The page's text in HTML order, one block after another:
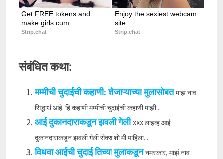
Get FREE tokens and
make girls cum
Strip.chat
Enjoy the sexiest webcam
site
Strip.chat
संबंधित कथा:
मम्मीची चुदाईची कहाणी: शेजाऱ्याच्या मुलासोबत माझं नाव
सिद्धार्थ आहे. हि कहाणी मम्मीची चुदाईची कहाणी माझी...
आई दुकानदाराकडून झवली गेली XXX लाइव्ह आई
दुकानदाराकडून झवली गेली सेक्स शो मी पाहिला...
विधवा आईची चुदाई तिच्या मुलाकडून नमस्कार, माझं नाव